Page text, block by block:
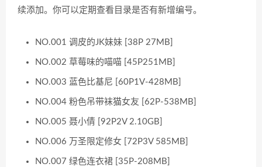
续添加。你可以定期查看目录是否有新增编号。
NO.001 调皮的JK妹妹 [38P 27MB]
NO.002 草莓味的喵喵 [45P251MB]
NO.003 蓝色比基尼 [60P1V-428MB]
NO.004 粉色吊带袜猫女友 [62P-538MB]
NO.005 聂小倩 [92P2V 2.10GB]
NO.006 万圣限定修女 [72P3V 585MB]
NO.007 绿色连衣裙 [35P-208MB]